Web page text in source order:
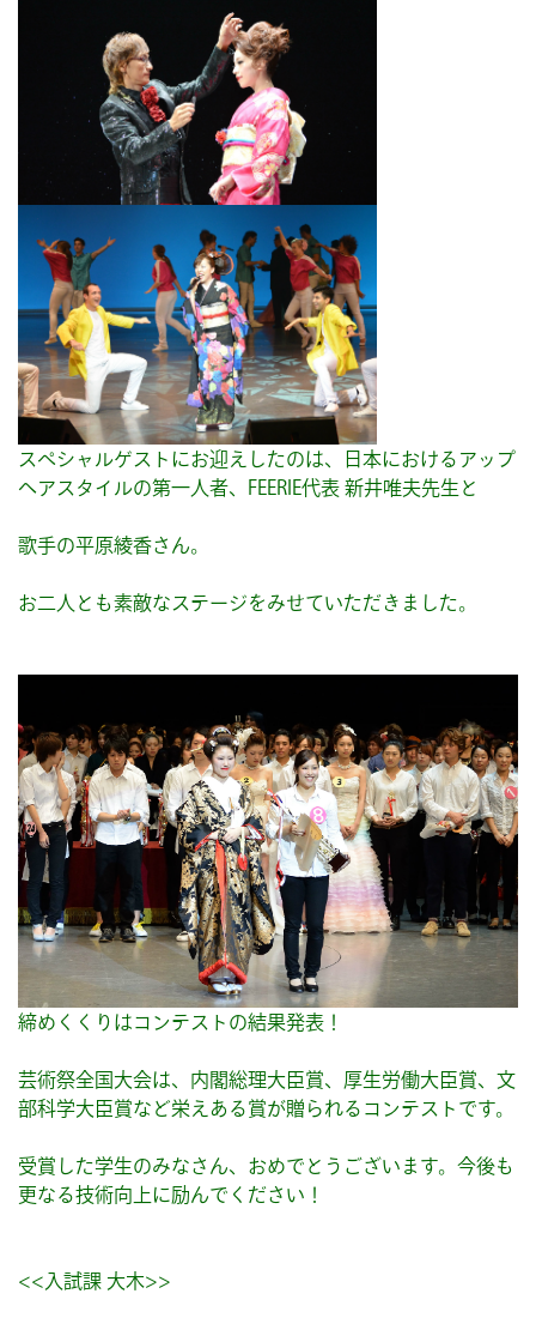
スペシャルゲストにお迎えしたのは、日本におけるアップ
ヘアスタイルの第一人者、FEERIE代表 新井唯夫先生と
歌手の平原綾香さん。
お二人とも素敵なステージをみせていただきました。
締めくくりはコンテストの結果発表！
芸術祭全国大会は、内閣総理大臣賞、厚生労働大臣賞、文
部科学大臣賞など栄えある賞が贈られるコンテストです。
受賞した学生のみなさん、おめでとうございます。今後も
更なる技術向上に励んでください！
<<入試課 大木>>